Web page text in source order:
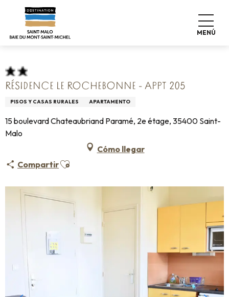
contenu
MENÚ
Home Pro & Prensa
Alojamiento +
Clasificación & etiquetas
Alojamiento turístico amueblado
Résidence Le Rochebonne - Appt 205
RÉSIDENCE LE ROCHEBONNE - APPT 205
PISOS Y CASAS RURALES APARTAMENTO
15 boulevard Chateaubriand Paramé, 2e étage, 35400 Saint-
Malo
Cómo llegar
CompartirAjouter aux favoris